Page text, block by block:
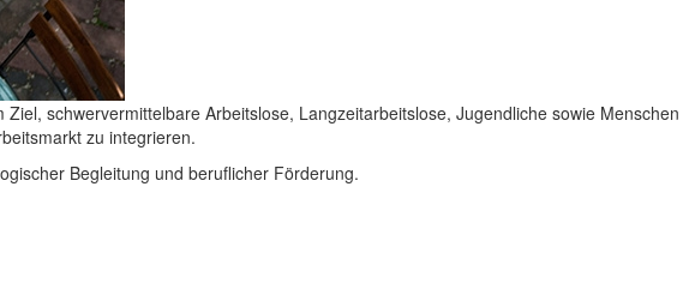
schwervermittelbare Arbeitslose, Langzeitarbeitslose, Jugendliche sowie Menschen
zu integrieren.
Begleitung und beruflicher Förderung.